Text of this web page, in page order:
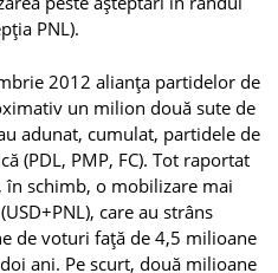
PNL).
2012 alianța partidelor de
un milion două sute de
adunat, cumulat, partidele de
(PDL, PMP, FC). Tot raportat
schimb, o mobilizare mai
care au strâns
de voturi față de 4,5 milioane
ani. Pe scurt, două milioane